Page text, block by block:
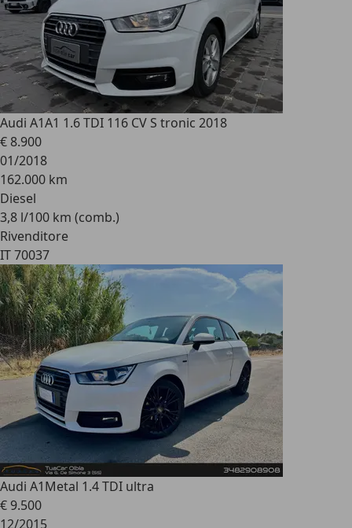
Audi A1A1 1.6 TDI 116 CV S tronic 2018
€ 8.900
01/2018
162.000 km
Diesel
3,8 l/100 km (comb.)
Rivenditore
IT 70037
Audi A1Metal 1.4 TDI ultra
€ 9.500
12/2015